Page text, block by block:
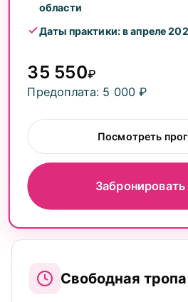
области
Даты практики: в апреле
35 550₽
Предоплата: 5 000 ₽
Посмотреть
Свободная тропа